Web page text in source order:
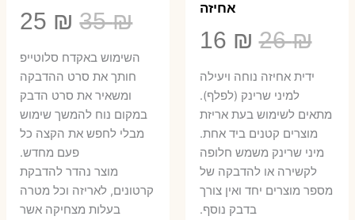
אחיזה
26₪
המחיר
המקורי
היה:
26 ₪.
16 ₪
הנוכחי
ידית אחיזה נוחה ויעילה
למיני שרינק (לפלף).
מתאים לשימוש בעת אריזת
מוצרים קטנים ביד אחת.
​מיני שרינק משמש חלופה
לקשירה או להדבקה של
מספר מוצרים יחד ואין צורך
בדבק נוסף.
35₪
המחיר
המקורי
היה:
35 ₪.
25 ₪
₪.
השימוש באקדח סלוטייפ
חותך את סרט ההדבקה
ומשאיר את סרט הדבק
במקום נוח להמשך שימוש
מבלי לחפש את הקצה כל
פעם מחדש.
מוצר נהדר להדבקת
קרטונים, לאריזה וכל מטרה
בעלות מצחיקה אשר